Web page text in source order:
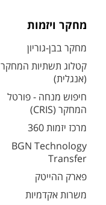
מחקר ויזמות
מחקר בבן-גוריון
קטלוג תשתיות המחקר
(אנגלית)
חיפוש מנחה - פורטל
המחקר (CRIS)
מרכז יזמות 360
BGN Technology
Transfer
פארק ההייטק
משרות אקדמיות